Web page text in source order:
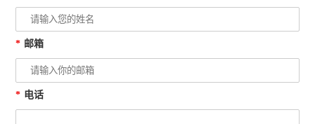
* 邮箱
* 电话